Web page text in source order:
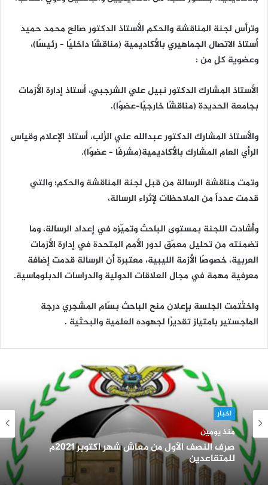
وترأس لجنة المناقشة والحكم الأستاذ الدكتور صالح محمد حميد
أستاذ الاتصال الجماهيري بالأكاديمية (مناقشًا داخليًا – رئيسًا)،
وعضوية كلٍ من :
الأستاذ المشارك الدكتور نبيل علي الشرجبي، أستاذ إدارة الأزمات
بجامعة الحديدة (مناقشًا خارجيًا–عضوًا).
والأستاذ المشارك الدكتور عبدالله علي الزُلب، أستاذ الإعلام وقياس
الرأي العام المشارك بالأكاديمية(مشرفًا – عضوًا).
وتمت مناقشة الرسالة من قبل لجنة المناقشة والحكم؛ والتي
قدمت عدداً من الملاحظات لإثراء الرسالة،
وأشادت اللجنة بمستوى الباحث وتميّزه في إعداد الرسالة، وما
تضمنته من تحليل معمّق لدور الأمم المتحدة في إدارة الأزمات
العربية، خصوصًا الأزمة الليبية، معتبرة أن الرسالة قدمت إضافة
معرفية مهمة في مجال العلاقات الدولية والدراسات الدبلوماسية.
واختُتمت الجلسة بإعلان منح الباحث بسّام المشجري درجة
الماجستير بامتياز تقديرًا لجهوده العلمية والبحثية .
اخبار
منذ يومين
للمتقاعدين
إعلانات
منذ 6 أيام